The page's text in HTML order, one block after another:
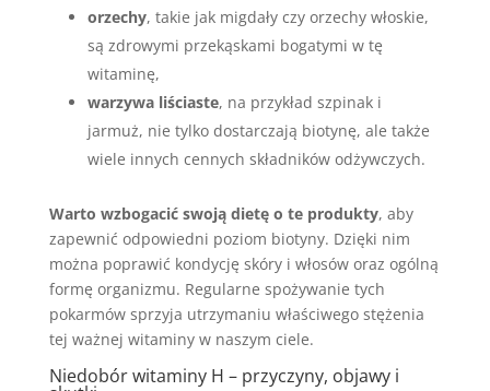
orzechy, takie jak migdały czy orzechy włoskie,
są zdrowymi przekąskami bogatymi w tę
witaminę,
warzywa liściaste, na przykład szpinak i
jarmuż, nie tylko dostarczają biotynę, ale także
wiele innych cennych składników odżywczych.
Warto wzbogacić swoją dietę o te produkty, aby
zapewnić odpowiedni poziom biotyny. Dzięki nim
można poprawić kondycję skóry i włosów oraz ogólną
formę organizmu. Regularne spożywanie tych
pokarmów sprzyja utrzymaniu właściwego stężenia
tej ważnej witaminy w naszym ciele.
Niedobór witaminy H – przyczyny, objawy i